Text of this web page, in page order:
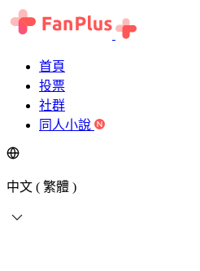
首頁
投票
社群
同人小說
中文 ( 繁體 )